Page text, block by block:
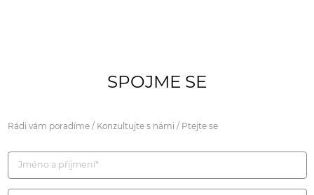
SPOJME SE
Rádi vám poradíme / Konzultujte s námi / Ptejte se